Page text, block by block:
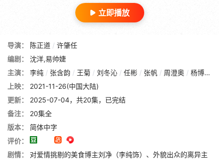
立即播放
导演： 陈正道 / 许肇任
编剧：
沈洋,易帅婕
主演：
李纯 / 张含韵 / 王菊 / 刘冬沁 / 任彬 / 张帆 / 周澄奥 / 杨博潇
上映：
2021-11-26(中国大陆)
更新：
2025-07-04，共20集，已完结
备注：
20集全
版本：
简体中字
评价：
剧情：
对爱情挑剔的美食博主刘净（李纯饰）、外貌出众的离异主